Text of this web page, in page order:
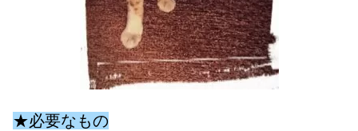
★必要なもの